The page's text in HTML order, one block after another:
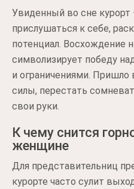
Увиденный во сне
прислушаться к себе,
потенциал.
символизирует победу
и ограничениями.
силы, перестать
свои руки.
К чему снится
женщине
Для представительниц
курорте часто сулит